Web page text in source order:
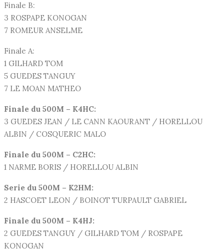
Finale B:
3 ROSPAPE KONOGAN
7 ROMEUR ANSELME
Finale A:
1 GILHARD TOM
5 GUEDES TANGUY
7 LE MOAN MATHEO
Finale du 500M – K4HC:
3 GUEDES JEAN / LE CANN KAOURANT / HORELLOU
ALBIN / COSQUERIC MALO
Finale du 500M – C2HC:
1 NARME BORIS / HORELLOU ALBIN
Serie du 500M – K2HM:
2 HASCOET LEON / BOINOT TURPAULT GABRIEL
Finale du 500M – K4HJ:
2 GUEDES TANGUY / GILHARD TOM / ROSPAPE
KONOGAN